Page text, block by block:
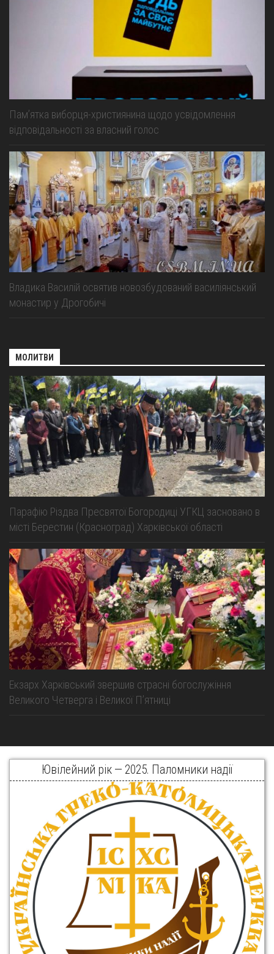
Пам’ятка виборця-християнина щодо усвідомлення
відповідальності за власний голос
Владика Василій освятив новозбудований василіянський
монастир у Дрогобичі
МОЛИТВИ
Парафію Різдва Пресвятої Богородиці УГКЦ засновано в
місті Берестин (Красноград) Харківської області
Екзарх Харківський звершив страсні богослужіння
Великого Четверга і Великої Пʼятниці
Ювілейний рік — 2025. Паломники надії